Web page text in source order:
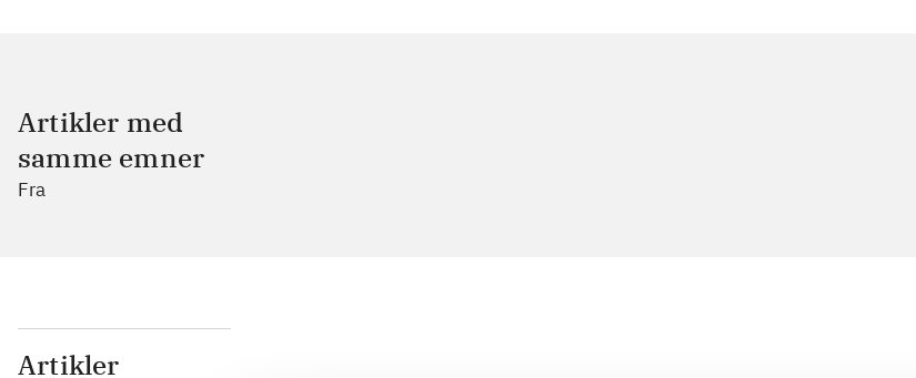
Artikler med
samme emner
Fra
Artikler